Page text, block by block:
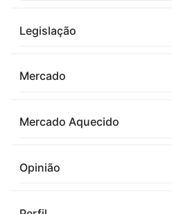
Legislação
Mercado
Mercado Aquecido
Opinião